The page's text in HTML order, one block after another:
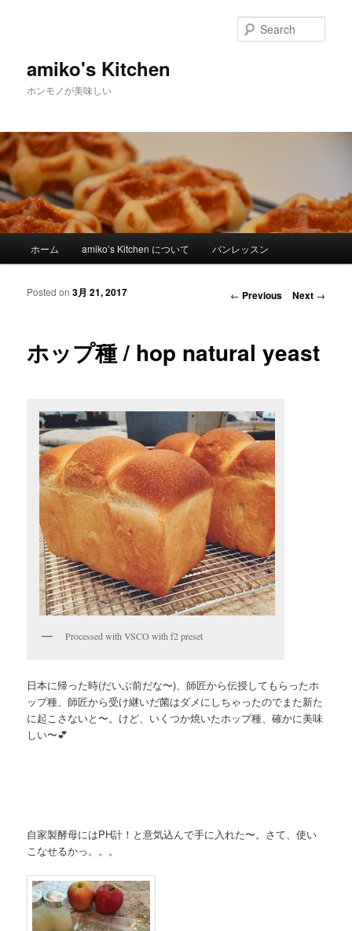
amiko's Kitchen
ホンモノが美味しい
Skip to primary content
Skip to secondary content
ホーム amiko’s Kitchen について パンレッスン
Post navigation
← Previous Next →
ホップ種 / hop natural yeast
Posted on3月 21, 2017
Processed with VSCO with f2 preset
日本に帰った時(だいぶ前だな〜)、師匠から伝授してもらったホ
ップ種、師匠から受け継いだ菌はダメにしちゃったのでまた新た
に起こさないと〜。けど、いくつか焼いたホップ種、確かに美味
しい〜💕
自家製酵母にはPH計！と意気込んで手に入れた〜。さて、使い
こなせるかっ。。。